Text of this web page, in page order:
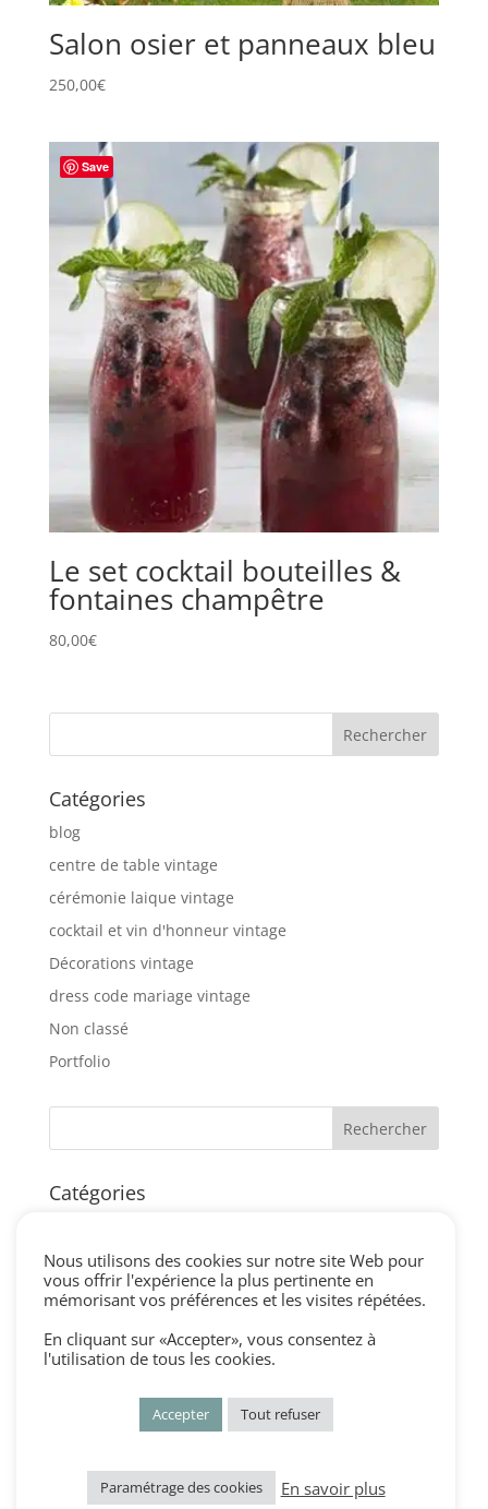
Salon osier et panneaux bleu
250,00€
Save
Le set cocktail bouteilles &
fontaines champêtre
80,00€
Catégories
blog
centre de table vintage
cérémonie laique vintage
cocktail et vin d'honneur vintage
Décorations vintage
dress code mariage vintage
Non classé
Portfolio
Catégories
centre de table vintage
cérémonie laique vintage
Décorations vintage
Nous utilisons des cookies sur notre site Web pour
vous offrir l'expérience la plus pertinente en
mémorisant vos préférences et les visites répétées.
En cliquant sur «Accepter», vous consentez à
l'utilisation de tous les cookies.
Accepter Tout refuser
Paramétrage des cookies En savoir plus